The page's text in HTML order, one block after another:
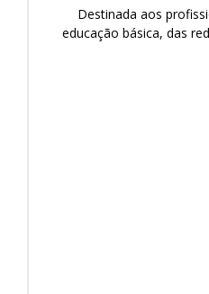
Destinada aos
educação básica, das